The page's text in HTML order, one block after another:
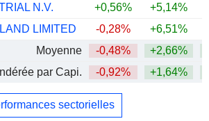
N.V.
+0,56% +5,14%
LIMITED
-0,28% +6,51%
Moyenne
-0,48% +2,66%
par Capi.
-0,92% +1,64%
sectorielles